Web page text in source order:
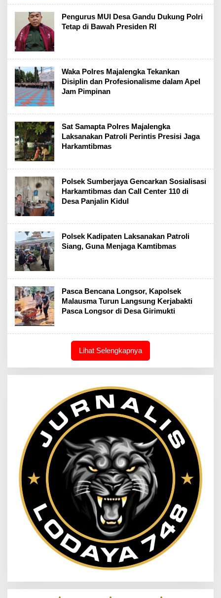
Pengurus MUI Desa Gandu Dukung Polri
Tetap di Bawah Presiden RI
Waka Polres Majalengka Tekankan
Disiplin dan Profesionalisme dalam Apel
Jam Pimpinan
Sat Samapta Polres Majalengka
Laksanakan Patroli Perintis Presisi Jaga
Harkamtibmas
Polsek Sumberjaya Gencarkan Sosialisasi
Harkamtibmas dan Call Center 110 di
Desa Panjalin Kidul
Polsek Kadipaten Laksanakan Patroli
Siang, Guna Menjaga Kamtibmas
Pasca Bencana Longsor, Kapolsek
Malausma Turun Langsung Kerjabakti
Pasca Longsor di Desa Girimukti
Lihat Selengkapnya